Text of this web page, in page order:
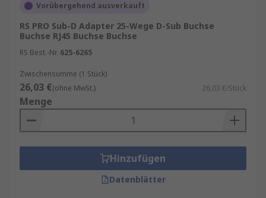
Vorübergehend ausverkauft
RS PRO Sub-D Adapter 25-Wege D-Sub Buchse
Buchse RJ45 Buchse Buchse
RS Best.-Nr. 625-6265
Zwischensumme (1 Stück)
26,03 €(ohne MwSt.) 26,03 €/Stück
Menge
Hinzufügen
Datenblätter